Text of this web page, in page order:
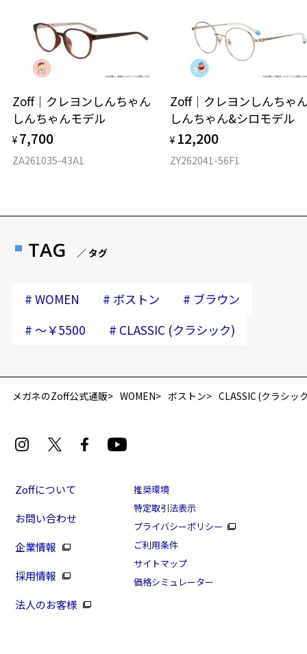
Zoff｜クレヨンしんちゃん
しんちゃんモデル
¥ 7,700
ZA261035-43A1
Zoff｜クレヨンしんち
しんちゃん&シロモデル
¥ 12,200
ZY262041-56F1
TAG ／ タグ
# WOMEN # ボストン # ブラウン
# ～￥5500 # CLASSIC (クラシック)
メガネのZoff公式通販 WOMEN ボストン CLASSIC (クラシッ
Zoffについて
お問い合わせ
企業情報
採用情報
法人のお客様
推奨環境
特定取引法表示
プライバシーポリシー
ご利用条件
サイトマップ
価格シミュレーター